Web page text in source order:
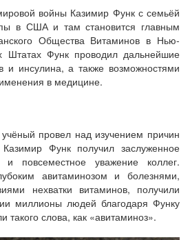
войны Казимир Функ с семьёй
в США и там становится главным
Общества Витаминов в Нью-
Штатах Функ проводил дальнейшие
и инсулина, а также возможностями
в медицине.
провел над изучением причин
Функ получил заслуженное
и повсеместное уважение коллег.
авитаминозом и болезнями,
нехватки витаминов, получили
миллионы людей благодаря Функу
такого слова, как «авитаминоз».